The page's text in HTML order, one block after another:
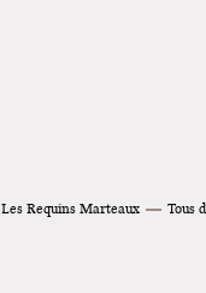
Les Requins Marteaux Tous